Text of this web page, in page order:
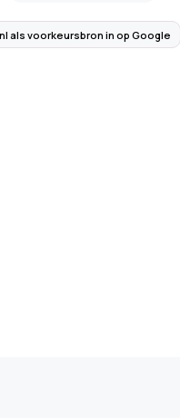
als voorkeursbron in op Google